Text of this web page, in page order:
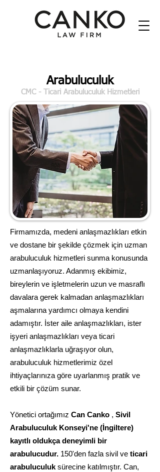
Arabuluculuk
CMC - Ticari Arabuluculuk Hizmetleri
Firmamızda, medeni anlaşmazlıkları etkin
ve dostane bir şekilde çözmek için uzman
arabuluculuk hizmetleri sunma konusunda
uzmanlaşıyoruz. Adanmış ekibimiz,
bireylerin ve işletmelerin uzun ve masraflı
davalara gerek kalmadan anlaşmazlıkları
aşmalarına yardımcı olmaya kendini
adamıştır. İster aile anlaşmazlıkları, ister
işyeri anlaşmazlıkları veya ticari
anlaşmazlıklarla uğraşıyor olun,
arabuluculuk hizmetlerimiz özel
ihtiyaçlarınıza göre uyarlanmış pratik ve
etkili bir çözüm sunar.
Yönetici ortağımız Can Canko , Sivil
Arabuluculuk Konseyi'ne (İngiltere)
kayıtlı oldukça deneyimli bir
arabulucudur. 150'den fazla sivil ve ticari
arabuluculuk sürecine katılmıştır. Can,